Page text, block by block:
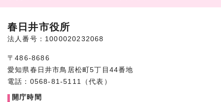
春日井市役所
法人番号：1000020232068
〒486-8686
愛知県春日井市鳥居松町5丁目44番地
電話：0568-81-5111（代表）
開庁時間